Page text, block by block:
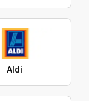
Aldi